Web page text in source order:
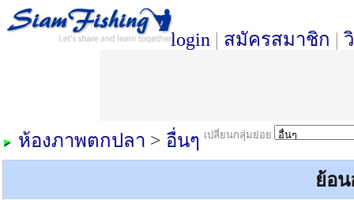
login | สมัครสมาชิก |
เปลี่ยนกลุ่มย่อย
ห้องภาพตกปลา > อื่นๆ
ย้อ